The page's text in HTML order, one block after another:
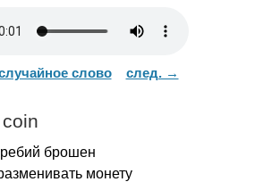
слово след. →
coin
брошен
монету